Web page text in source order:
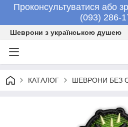
Проконсультуватися або
(093) 286-
Шеврони з українською душею
КАТАЛОГ ШЕВРОНИ БЕЗ